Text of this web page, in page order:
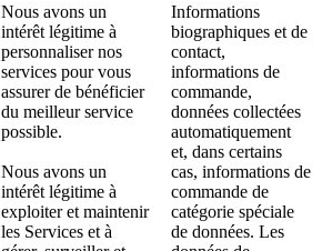
Nous avons un
intérêt légitime à
personnaliser nos
services pour vous
assurer de bénéficier
du meilleur service
possible.
Nous avons un
intérêt légitime à
exploiter et maintenir
les Services et à
Informations
biographiques et de
contact,
informations de
commande,
données collectées
automatiquement
et, dans certains
cas, informations de
commande de
catégorie spéciale
de données. Les